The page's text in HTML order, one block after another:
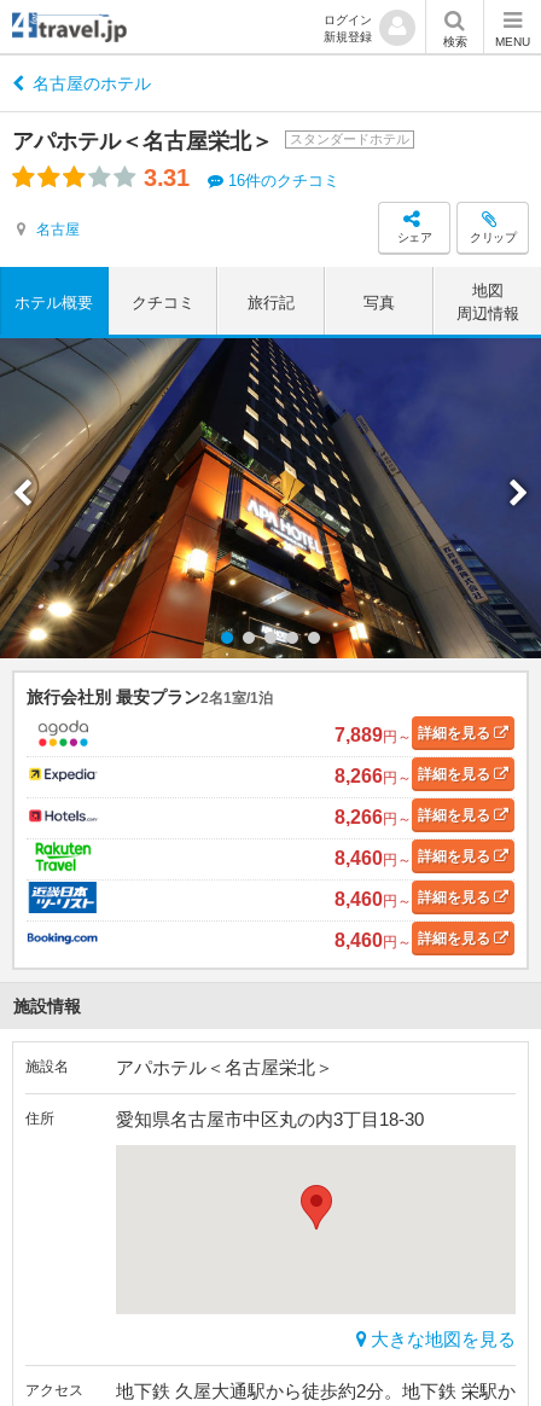
ログイン
新規登録
検索 MENU
名古屋のホテル
アパホテル＜名古屋栄北＞ スタンダードホテル
3.31 16件のクチコミ
名古屋 シェア クリップ
ホテル概要 クチコミ 旅行記 写真
地図
周辺情報
旅行会社別 最安プラン2名1室/1泊
7,889円～ 詳細を見る
8,266円～ 詳細を見る
8,266円～ 詳細を見る
8,460円～ 詳細を見る
8,460円～ 詳細を見る
8,460円～ 詳細を見る
施設情報
施設名 アパホテル＜名古屋栄北＞
住所 愛知県名古屋市中区丸の内3丁目18-30
大きな地図を見る
アクセス
地下鉄 久屋大通駅から徒歩約2分。地下鉄 栄駅か